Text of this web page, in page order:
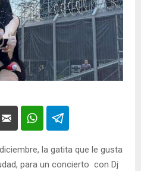
la gatita que le gusta
para un concierto con Dj